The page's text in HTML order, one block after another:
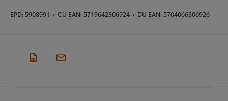
EPD: 5908991 • CU EAN: 5719642306924 • DU EAN: 5704066306926